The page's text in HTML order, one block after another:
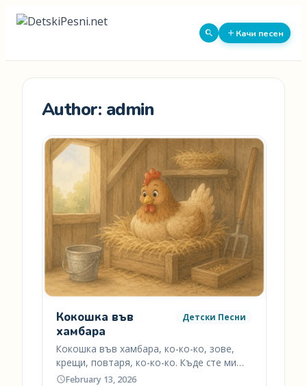
Качи песен
Author: admin
Кокошка във
хамбара
Детски Песни
Кокошка във хамбара, ко-ко-ко, зове,
крещи, повтаря, ко-ко-ко. Къде сте ми
дечица, ко-ко-ко. Донесох…
February 13, 2026